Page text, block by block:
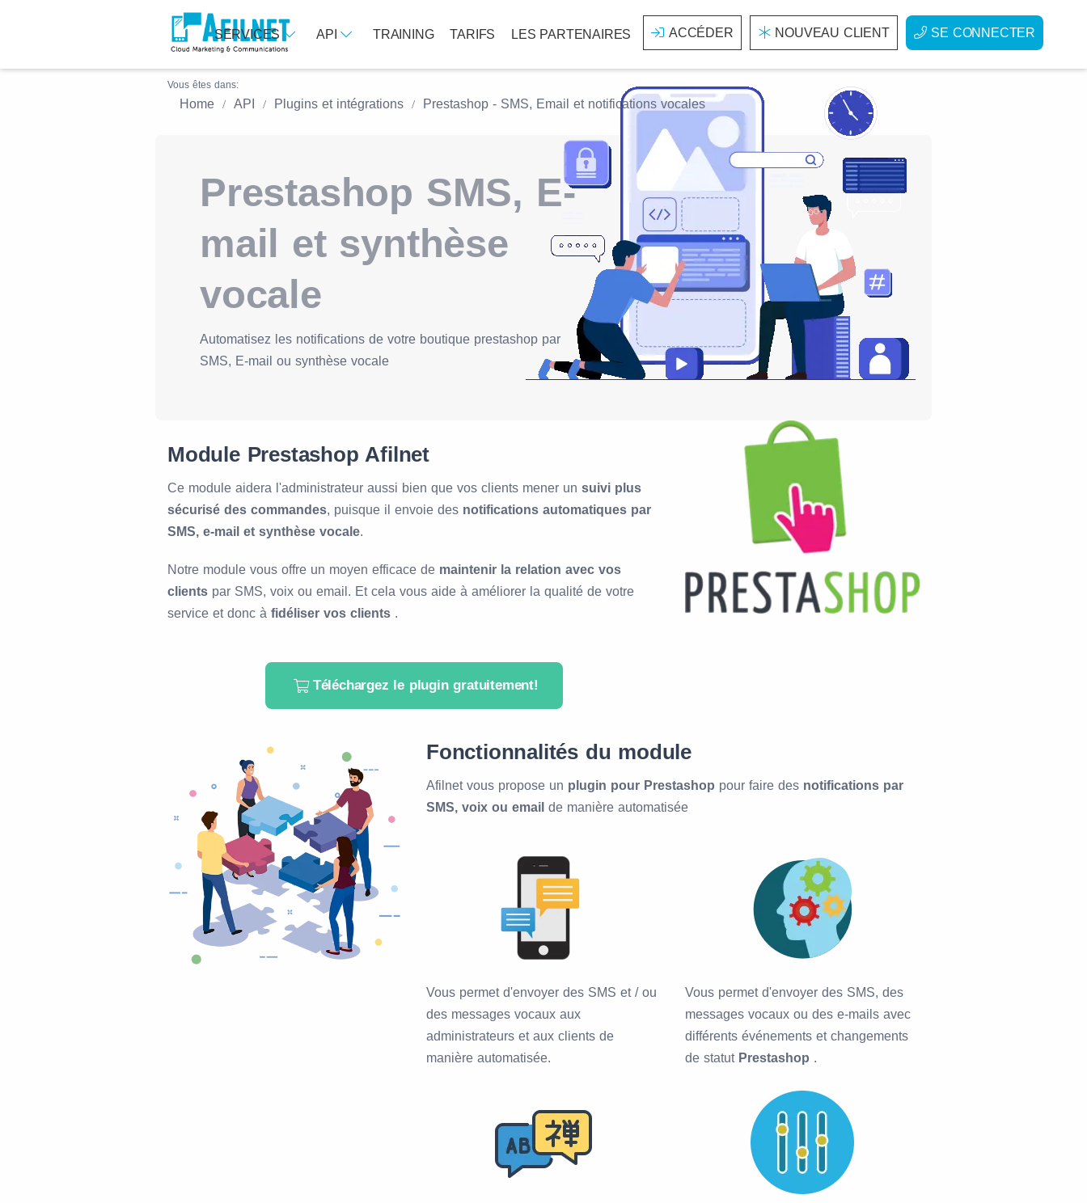
SERVICES API TRAINING TARIFS LES PARTENAIRES ACCÉDER NOUVEAU CLIENT SE CONNECTER
Vous êtes dans:
Home API Plugins et intégrations Prestashop - SMS, Email et notifications vocales
Prestashop SMS, E-
mail et synthèse
vocale
Automatisez les notifications de votre boutique prestashop par
SMS, E-mail ou synthèse vocale
Module Prestashop Afilnet
Ce module aidera l'administrateur aussi bien que vos clients mener un suivi plus
sécurisé des commandes, puisque il envoie des notifications automatiques par
SMS, e-mail et synthèse vocale.
Notre module vous offre un moyen efficace de maintenir la relation avec vos
clients par SMS, voix ou email. Et cela vous aide à améliorer la qualité de votre
service et donc à fidéliser vos clients .
Téléchargez le plugin gratuitement!
Fonctionnalités du module
Afilnet vous propose un plugin pour Prestashop pour faire des notifications par
SMS, voix ou email de manière automatisée
Vous permet d'envoyer des SMS et / ou
des messages vocaux aux
administrateurs et aux clients de
manière automatisée.
Vous permet d'envoyer des SMS, des
messages vocaux ou des e-mails avec
différents événements et changements
de statut Prestashop .